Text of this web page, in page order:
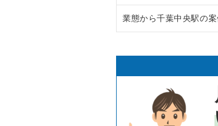
鎌ヶ谷市の飲食店の
浦安市の飲食店の居
市川市の飲食店の居
千葉県のラーメンの
千葉県のイタリア料
千葉県の中華の居抜
業態から千葉中央駅の
千葉中央駅のイタリ
千葉中央駅のカフェ